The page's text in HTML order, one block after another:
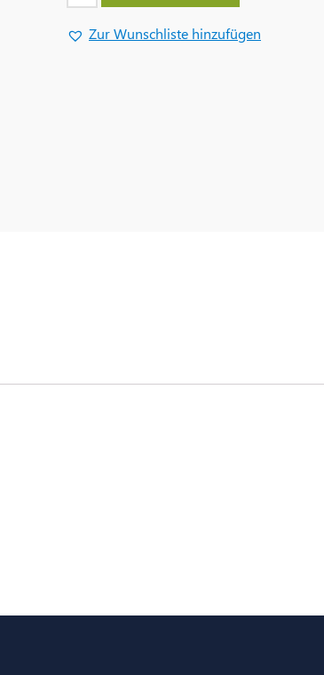
Zur Wunschliste hinzufügen